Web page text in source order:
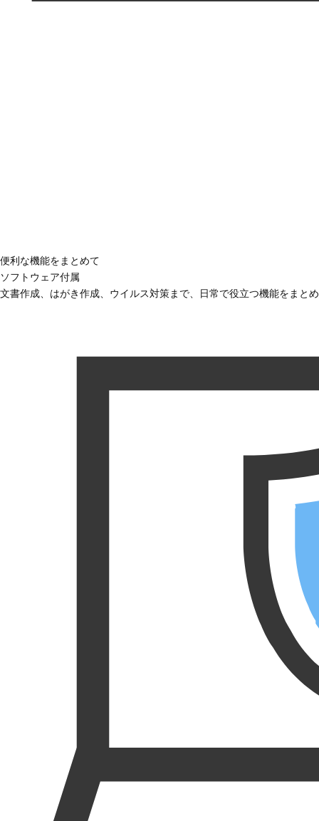
便利な機能をまとめて
ソフトウェア付属
文書作成、はがき作成、ウイルス対策まで、日常で役立つ機能をまと